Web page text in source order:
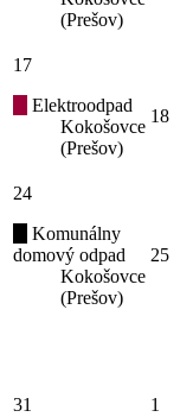
(Prešov)
17
Elektroodpad
Kokošovce
(Prešov)
18
24
Komunálny
domový odpad
Kokošovce
(Prešov)
25
31 1